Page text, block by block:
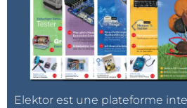
Elektor est une plateforme